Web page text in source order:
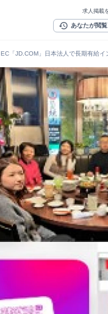
求人掲載
history あなたが閲
「JD.COM」日本法人で長期有給イ